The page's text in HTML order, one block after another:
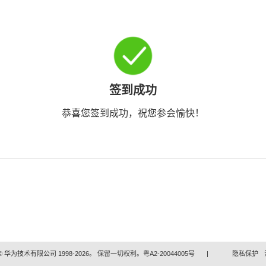
签到成功
恭喜您签到成功，祝您参会愉快！
华为技术有限公司 1998-2026。 保留一切权利。粤A2-20044005号 | 隐私保护